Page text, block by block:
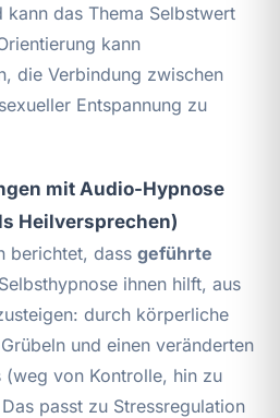
kann das Thema Selbstwert
kann
die Verbindung zwischen
Entspannung zu
mit Audio-Hypnose
Heilversprechen)
berichtet, dass geführte
ihnen hilft, aus
durch körperliche
und einen veränderten
von Kontrolle, hin zu
passt zu Stressregulation